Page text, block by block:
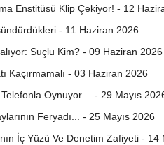
Enstitüsü Klip Çekiyor! - 12
- 11 Haziran 2026
Suçlu Kim? - 09 Haziran 2026
Kaçırmamalı - 03 Haziran 2026
Oynuyor… - 29 Mayıs
Feryadı... - 25 Mayıs 2026
İç Yüzü Ve Denetim Zafiyeti - 14